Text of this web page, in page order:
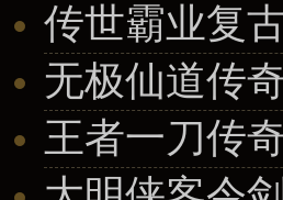
传世霸业复
无极仙道传
王者一刀传